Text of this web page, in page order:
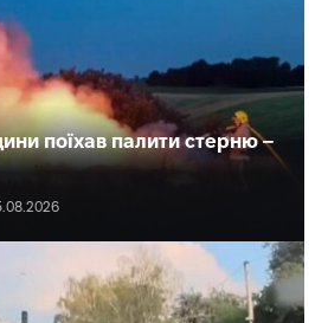
поїхав палити стерню –